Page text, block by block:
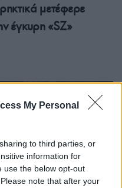
My Personal
to third parties, or
information for
use the below opt-out
note that after your
μετέφερε
έγκυρη «SZ»